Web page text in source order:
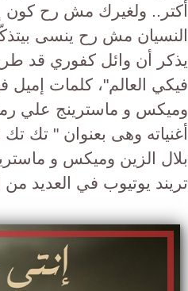
أكتر.. ولغيرك مش رح كون
النسيان مش رح ينسى
فيكي العالم"، كلمات إميل
وميكس و ماسترينج علي
أغنياته وهى بعنوان " تك
بلال الزين وميكس و
تريند يوتيوب في العديد من